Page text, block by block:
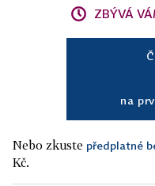
ZBÝVÁ
na
Nebo zkuste předplatné
Kč.